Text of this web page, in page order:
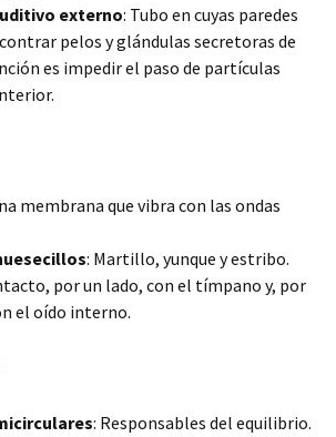
externo: Tubo en cuyas paredes
pelos y glándulas secretoras de
es impedir el paso de partículas
membrana que vibra con las ondas
: Martillo, yunque y estribo.
por un lado, con el tímpano y, por
el oído interno.
: Responsables del equilibrio.